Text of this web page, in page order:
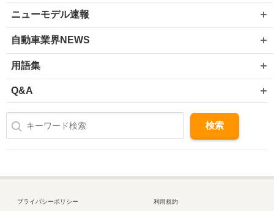
ニューモデル速報
自動車業界NEWS
用語集
Q&A
プライバシーポリシー 利用規約